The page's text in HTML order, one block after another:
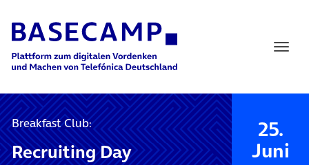
Main Navigation
Breakfast Club:
Recruiting Day
25.
Juni